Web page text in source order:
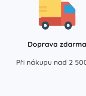
Doprava zdarma
Při nákupu nad 2